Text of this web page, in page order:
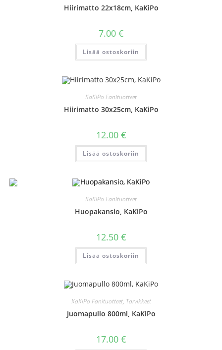
sivulla.
Hiirimatto 22x18cm, KaKiPo
7.00 €
Lisää ostoskoriin
KaKiPo Fanituotteet
Hiirimatto 30x25cm, KaKiPo
12.00 €
Lisää ostoskoriin
KaKiPo Fanituotteet
Huopakansio, KaKiPo
12.50 €
Lisää ostoskoriin
KaKiPo Fanituotteet, Tarvikkeet
Juomapullo 800ml, KaKiPo
17.00 €